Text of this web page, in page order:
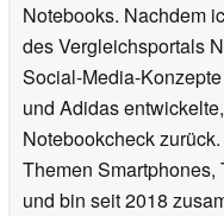
Notebooks. Nachdem
des Vergleichsportals
Social-Media-
und Adidas
Notebookcheck
Themen
und bin seit 2018